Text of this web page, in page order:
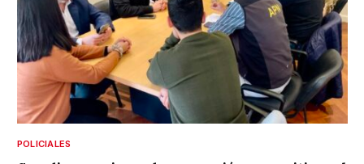
POLICIALES